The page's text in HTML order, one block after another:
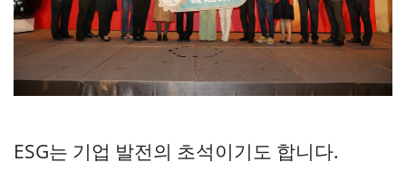
ESG는 기업 발전의 초석이기도 합니다.